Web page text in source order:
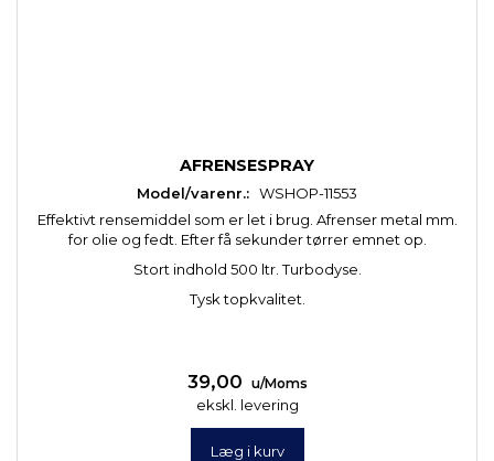
AFRENSESPRAY
Model/varenr.: WSHOP-11553
Effektivt rensemiddel som er let i brug. Afrenser metal mm.
for olie og fedt. Efter få sekunder tørrer emnet op.
Stort indhold 500 ltr. Turbodyse.
Tysk topkvalitet.
39,00 u/Moms
ekskl. levering
Læg i kurv